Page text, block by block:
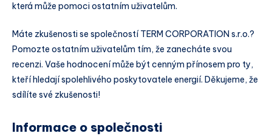
která může pomoci ostatním uživatelům.
Máte zkušenosti se společností TERM CORPORATION s.r.o.?
Pomozte ostatním uživatelům tím, že zanecháte svou
recenzi. Vaše hodnocení může být cenným přínosem pro ty,
kteří hledají spolehlivého poskytovatele energií. Děkujeme, že
sdílíte své zkušenosti!
Informace o společnosti